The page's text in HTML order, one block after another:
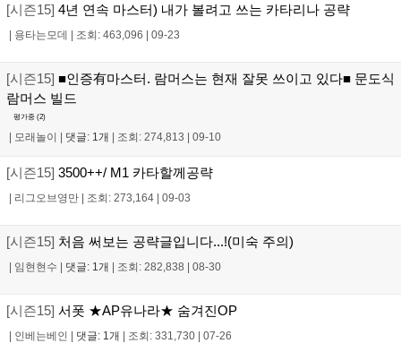
[시즌15] 4년 연속 마스터) 내가 볼려고 쓰는 카타리나 공략
| 용타는모데 | 조회: 463,096 | 09-23
[시즌15] ■인증有마스터. 람머스는 현재 잘못 쓰이고 있다■ 문도식
람머스 빌드
평가중 (2)
모래놀이 댓글: 1개 조회: 274,813 09-10
[시즌15] 3500++/ M1 카타할께공략
리그오브영만 조회: 273,164 09-03
[시즌15] 처음 써보는 공략글입니다...!(미숙 주의)
임현현수 댓글: 1개 조회: 282,838 08-30
[시즌15] 서폿 ★AP유나라★ 숨겨진OP
인베는베인 댓글: 1개 조회: 331,730 07-26